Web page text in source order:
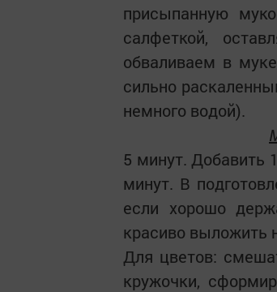
присыпанную
салфеткой,
обваливаем в
сильно
немного водой).
5 минут. Добавить
минут. В
если хорошо
красиво выложить
Для цветов:
кружочки,